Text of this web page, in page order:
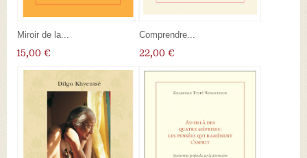
Miroir de la...
15,00 €
Comprendre...
22,00 €